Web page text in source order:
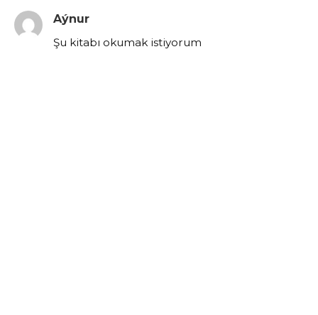
Aýnur
Şu kitabı okumak istiyorum